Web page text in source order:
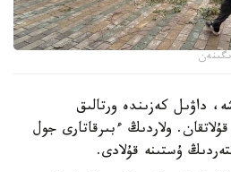
داۋىل كەزىندە ورتالىق
15 اعاشتى قۇلاتقان. ولاردىڭ ءبىرقاتارى جول
ۇستىنە قۇلادى.